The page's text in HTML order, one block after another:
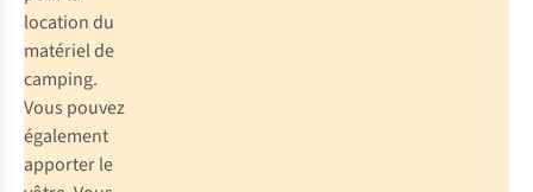
location du
matériel de
camping.
Vous pouvez
également
apporter le